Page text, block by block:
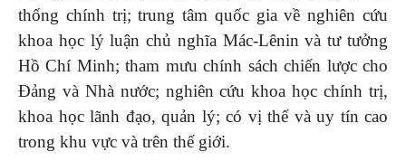
thống chính trị; trung tâm quốc gia về nghiên cứu
khoa học lý luận chủ nghĩa Mác-Lênin và tư tưởng
Hồ Chí Minh; tham mưu chính sách chiến lược cho
Đảng và Nhà nước; nghiên cứu khoa học chính trị,
khoa học lãnh đạo, quản lý; có vị thế và uy tín cao
trong khu vực và trên thế giới.